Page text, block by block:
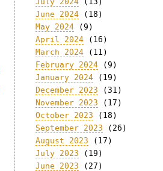
June 2024 (18)
May 2024 (9)
April 2024 (16)
March 2024 (11)
February 2024 (9)
January 2024 (19)
December 2023 (31)
November 2023 (17)
October 2023 (18)
September 2023 (26)
August 2023 (17)
July 2023 (19)
June 2023 (27)